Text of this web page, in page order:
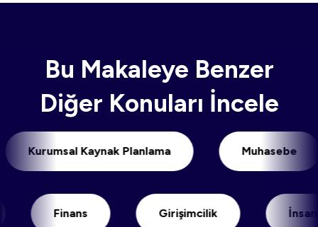
Bu Makaleye Benzer
Diğer Konuları İncele
Kurumsal Kaynak Planlama Muhasebe
Finans Girişimcilik İnsan